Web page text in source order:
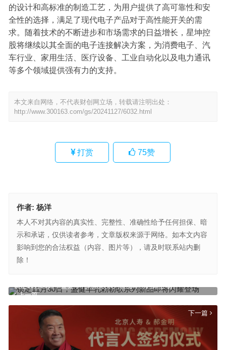
的设计和高标准的制造工艺，为用户提供了高可靠性和安
全性的选择，满足了现代电子产品对于高性能开关的需
求。随着技术的不断进步和市场需求的日益增长，星坤控
股将继续以其全面的电子连接解决方案，为消费电子、汽
车行业、家用生活、医疗设备、工业自动化以及电力通讯
等多个领域提供强有力的支持。
本文来自网络，不代表财创网立场，转载请注明出处：
http://www.300163.com/gs/20241127/6032.html
打赏 75赞
作者: 杨洋
本人不对其内容的真实性、完整性、准确性给予任何担保、暗
示和承诺，仅供读者参考，文章版权来源于网络。如本文内容
影响到您的合法权益（内容、图片等），请及时联系站内删
除！
上一篇
锁定11月30日，盛健羊乳勅勒歌系列新品即将闪耀登场
下一篇